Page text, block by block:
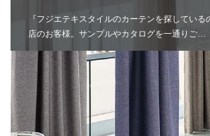
『フジエテキスタイルのカーテンを探してい
店のお客様。サンプルやカタログを一通りご…